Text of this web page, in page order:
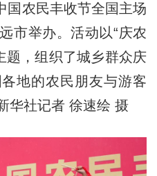
农民丰收节全国主场
市举办。活动以“庆农
题，组织了城乡群众庆
地的农民朋友与游客
华社记者 徐速绘 摄